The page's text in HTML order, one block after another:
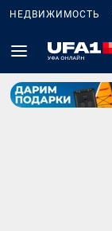
НЕДВИЖИМОСТЬ